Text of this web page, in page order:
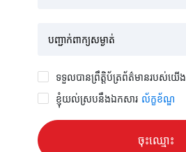
បញ្ជាក់ពាក្យសម្ងាត់
ទទួលបានព្រឹត្តិប័ត្រព័ត៌មានរបស់យើង
ខ្ញុំយល់ស្របនឹងឯកសារ ល័ក្ខខ័ណ្ឌ